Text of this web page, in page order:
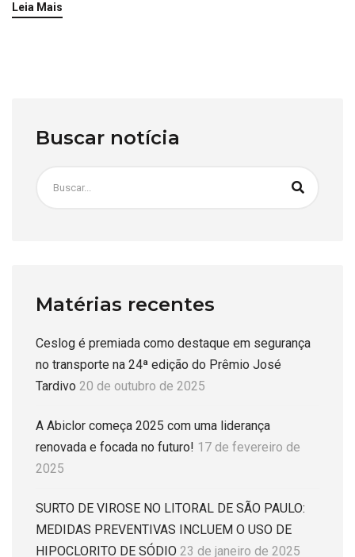
Leia Mais
Buscar notícia
Matérias recentes
Ceslog é premiada como destaque em segurança
no transporte na 24ª edição do Prêmio José
Tardivo 20 de outubro de 2025
A Abiclor começa 2025 com uma liderança
renovada e focada no futuro! 17 de fevereiro de
2025
SURTO DE VIROSE NO LITORAL DE SÃO PAULO:
MEDIDAS PREVENTIVAS INCLUEM O USO DE
HIPOCLORITO DE SÓDIO 23 de janeiro de 2025